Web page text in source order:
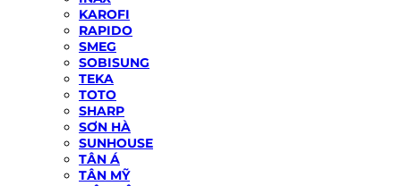
KAROFI
RAPIDO
SMEG
SOBISUNG
TEKA
TOTO
SHARP
SƠN HÀ
SUNHOUSE
TÂN Á
TÂN MỸ